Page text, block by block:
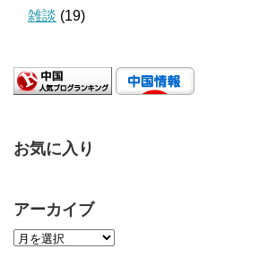
雑談 (19)
お気に入り
アーカイブ